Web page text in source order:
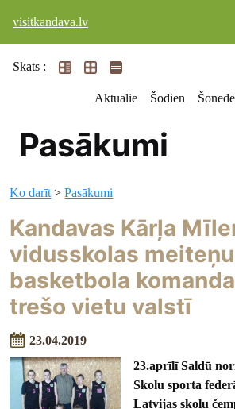
visitkandava.lv
Skats :
Aktuālie Šodien
Pasākumi
Ko darīt >Pasākumi
Kandavas Kārļa
vidusskolas meiteņu
basketbola
trešo vietu valstī
23.04.2019
23.aprīlī Saldū
Skolu sporta
Latvijas skolu